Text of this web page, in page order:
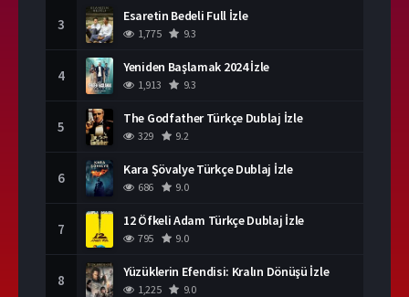
3 Esaretin Bedeli Full İzle
1,775 9.3
4 Yeniden Başlamak 2024 İzle
1,913 9.3
5 The Godfather Türkçe Dublaj İzle
329 9.2
6 Kara Şövalye Türkçe Dublaj İzle
686 9.0
7 12 Öfkeli Adam Türkçe Dublaj İzle
795 9.0
8 Yüzüklerin Efendisi: Kralın Dönüşü İzle
1,225 9.0